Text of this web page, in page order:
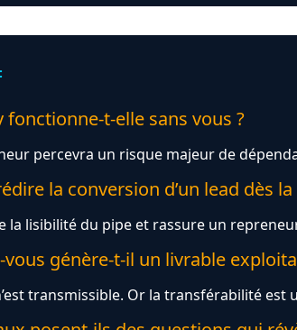
t-elle sans vous ?
percevra un risque majeur de
la conversion d’un lead dès
la lisibilité du pipe et rassure un
génère-t-il un livrable
transmissible. Or la transférabilité est